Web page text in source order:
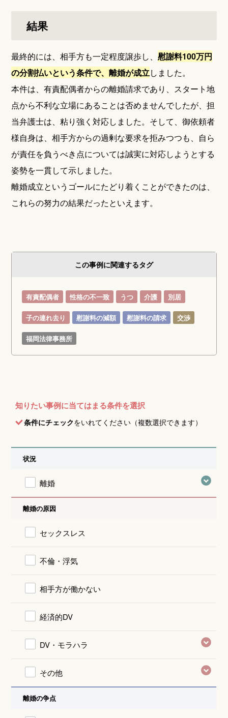
結果
最終的には、相手方も一定程度譲歩し、慰謝料100万円
の分割払いという条件で、離婚が成立しました。
本件は、有責配偶者からの離婚請求であり、スタート地
点から不利な立場にあることは否めませんでしたが、担
当弁護士は、粘り強く対応しました。そして、御依頼者
様自身は、相手方からの過剰な要求を拒みつつも、自ら
が責任を負うべき点については誠実に対応しようとする
姿勢を一貫して示しました。
離婚成立というゴールにたどり着くことができたのは、
これらの努力の結果だったといえます。
この事例に関連するタグ
有責配偶者 性格の不一致 うつ 介護 別居
子の連れ去り 慰謝料の減額 慰謝料の請求 交渉
福岡法律事務所
知りたい事例に当てはまる条件を選択
条件にチェックをいれてください（複数選択できます）
状況
離婚
離婚の原因
セックスレス
不倫・浮気
相手方が働かない
経済的DV
DV・モラハラ
その他
離婚の争点